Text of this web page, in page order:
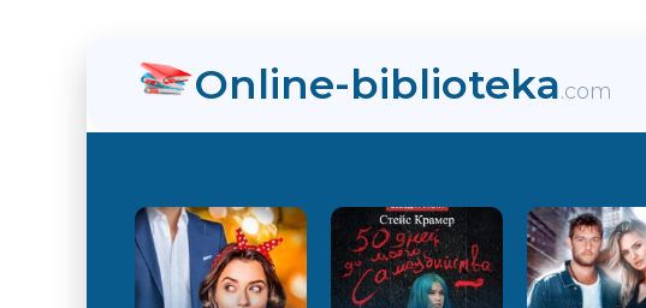
Online-biblioteka.com
Вильмонт